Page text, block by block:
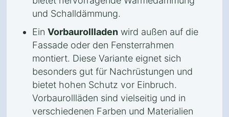
und Schalldämmung.
Ein Vorbaurollladen wird außen auf die
Fassade oder den Fensterrahmen
montiert. Diese Variante eignet sich
besonders gut für Nachrüstungen und
bietet hohen Schutz vor Einbruch.
Vorbaurollläden sind vielseitig und in
verschiedenen Farben und Materialien